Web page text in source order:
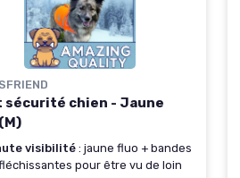
sécurité chien - Jaune
visibilité: jaune fluo + bandes
pour être vu de loin